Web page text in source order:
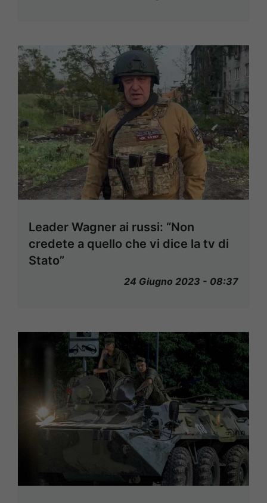
Leader Wagner ai russi: “Non
credete a quello che vi dice la tv di
Stato”
24 Giugno 2023 - 08:37